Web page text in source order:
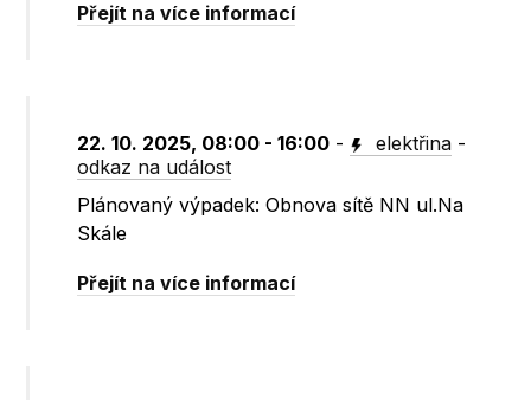
Přejít na více informací
22. 10. 2025, 08:00 - 16:00 - elektřina -
odkaz na událost
Plánovaný výpadek: Obnova sítě NN ul.Na
Skále
Přejít na více informací